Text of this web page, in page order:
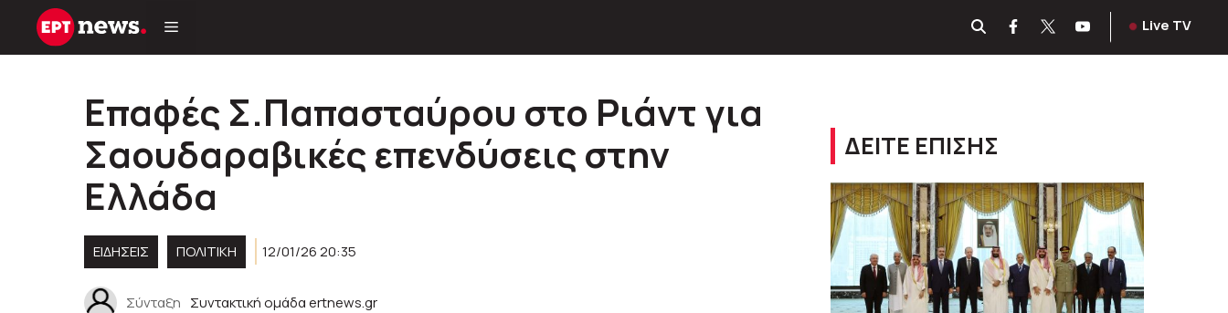
Μετάβαση
Live TV
Επαφές Σ.Παπασταύρου στο Ριάντ για
Σαουδαραβικές επενδύσεις στην
Ελλάδα
ΕΙΔΗΣΕΙΣ ΠΟΛΙΤΙΚΉ 12/01/26 20:35
Σύνταξη Συντακτική ομάδα ertnews.gr
ΔΕΙΤΕ ΕΠΙΣΗΣ